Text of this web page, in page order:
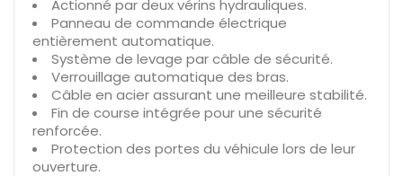
Actionné par deux vérins hydrauliques.
Panneau de commande électrique
entièrement automatique.
Système de levage par câble de sécurité.
Verrouillage automatique des bras.
Câble en acier assurant une meilleure stabilité.
Fin de course intégrée pour une sécurité
renforcée.
Protection des portes du véhicule lors de leur
ouverture.